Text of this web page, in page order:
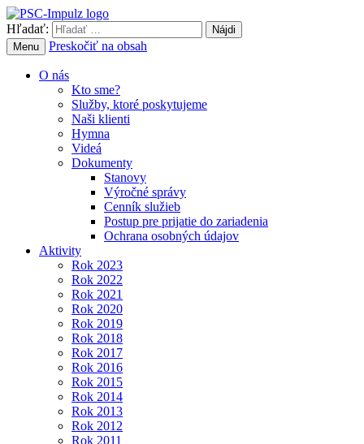
Hľadať:
Menu Preskočiť na obsah
O nás
Kto sme?
Služby, ktoré poskytujeme
Naši klienti
Hymna
Videá
Dokumenty
Stanovy
Výročné správy
Cenník služieb
Postup pre prijatie do zariadenia
Ochrana osobných údajov
Aktivity
Rok 2023
Rok 2022
Rok 2021
Rok 2020
Rok 2019
Rok 2018
Rok 2017
Rok 2016
Rok 2015
Rok 2014
Rok 2013
Rok 2012
Rok 2011